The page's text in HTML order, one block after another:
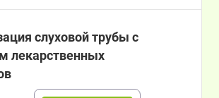
слуховой трубы с
лекарственных